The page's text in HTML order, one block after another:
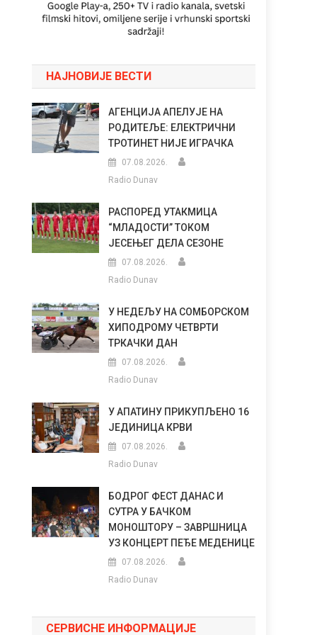
НАЈНОВИЈЕ ВЕСТИ
АГЕНЦИЈА АПЕЛУЈЕ НА
РОДИТЕЉЕ: ЕЛЕКТРИЧНИ
ТРОТИНЕТ НИЈЕ ИГРАЧКА
07.08.2026.
Radio Dunav
РАСПОРЕД УТАКМИЦА
“МЛАДОСТИ” ТОКОМ
ЈЕСЕЊЕГ ДЕЛА СЕЗОНЕ
07.08.2026.
Radio Dunav
У НЕДЕЉУ НА СОМБОРСКОМ
ХИПОДРОМУ ЧЕТВРТИ
ТРКАЧКИ ДАН
07.08.2026.
Radio Dunav
У АПАТИНУ ПРИКУПЉЕНО 16
ЈЕДИНИЦА КРВИ
07.08.2026.
Radio Dunav
БОДРОГ ФЕСТ ДАНАС И
СУТРА У БАЧКОМ
МОНОШТОРУ – ЗАВРШНИЦА
УЗ КОНЦЕРТ ПЕЂЕ МЕДЕНИЦЕ
07.08.2026.
Radio Dunav
СЕРВИСНЕ ИНФОРМАЦИЈЕ